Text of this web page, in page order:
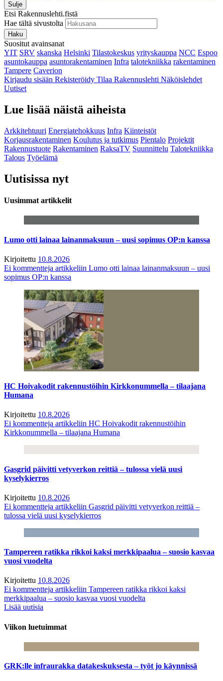
Sulje
Etsi Rakennuslehti.fistä
Hae tältä sivustolta
Haku
Suositut avainsanat
YIT SRV skanska Helsinki Tilastokeskus yrityskauppa NCC Espoo
asuntokauppa asuntorakentaminen Infra talotekniikka rakentaminen
Tampere Caverion
Kirjaudu sisään Rekisteröidy Tilaa Rakennuslehti Näköislehdet
Uutiset
Lue lisää näistä aiheista
Arkkitehtuuri Energiatehokkuus Infra Kiinteistöt
Korjausrakentaminen Koulutus ja tutkimus Pientalo Projektit
Rakennustuote Rakentaminen RaksaTV Suunnittelu Talotekniikka
Talous Työelämä
Uutisissa nyt
Uusimmat artikkelit
Lumo otti lainaa lainanmaksuun – uusi sopimus OP:n kanssa
Kirjoitettu 10.8.2026
Ei kommentteja artikkeliin Lumo otti lainaa lainanmaksuun – uusi
sopimus OP:n kanssa
HC Hoivakodit rakennustöihin Kirkkonummella – tilaajana
Humana
Kirjoitettu 10.8.2026
Ei kommentteja artikkeliin HC Hoivakodit rakennustöihin
Kirkkonummella – tilaajana Humana
Gasgrid päivitti vetyverkon reittiä – tulossa vielä uusi
kyselykierros
Kirjoitettu 10.8.2026
Ei kommentteja artikkeliin Gasgrid päivitti vetyverkon reittiä –
tulossa vielä uusi kyselykierros
Tampereen ratikka rikkoi kaksi merkkipaalua – suosio kasvaa
vuosi vuodelta
Kirjoitettu 10.8.2026
Ei kommentteja artikkeliin Tampereen ratikka rikkoi kaksi
merkkipaalua – suosio kasvaa vuosi vuodelta
Lisää uutisia
Viikon luetuimmat
GRK:lle infraurakka datakeskuksesta – työt jo käynnissä